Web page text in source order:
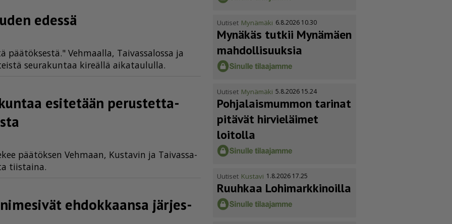
edessä
Veh­maal­la, Tai­vas­sa­los­sa ja
seu­ra­kun­taa ki­re­äl­lä ai­ka­tau­lul­la.
esitetään perus­tet­ta­
pää­tök­sen Veh­maan, Kus­ta­vin ja Tai­vas­sa­
tiis­tai­na.
ehdokkaansa järjes­
Uutiset Mynämäki 6.8.2026 10.30
Mynäkäs tutkii Mynämäen
mahdol­li­suuksia
Uutiset Mynämäki 5.8.2026 15.24
Pohja­lais­mummon tarinat
pitävät hirvieläimet
loitolla
Uutiset Kustavi 1.8.2026 17.25
Ruuhkaa Lohimark­ki­noilla